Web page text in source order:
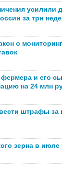
усилили
за три
о
и его
на 24 млн
штрафы за
зерна в июле